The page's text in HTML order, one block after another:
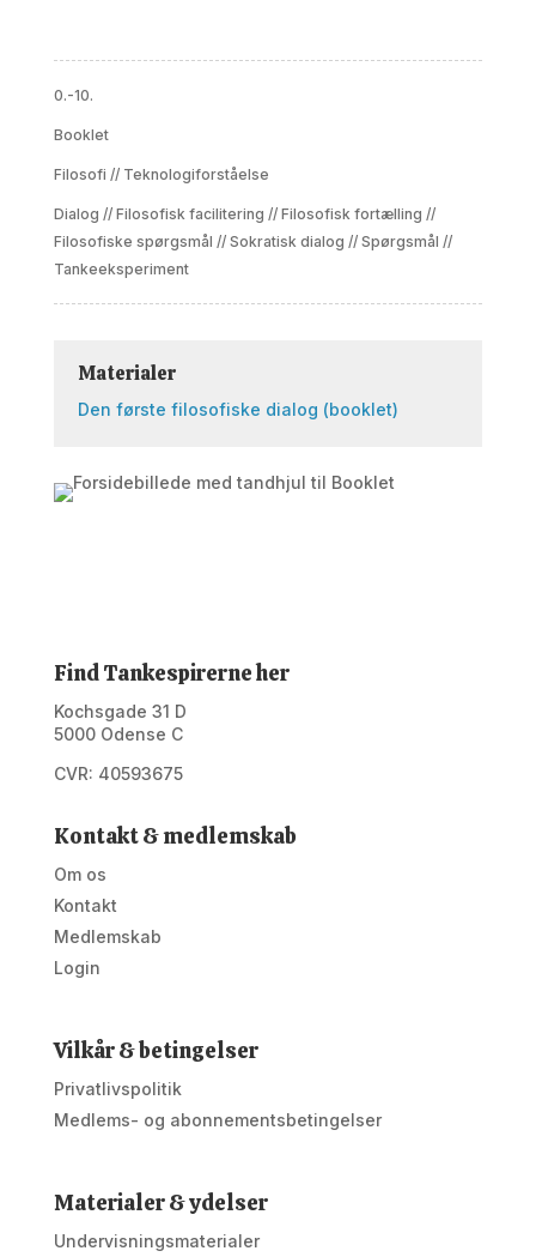
0.-10.
Booklet
Filosofi // Teknologiforståelse
Dialog // Filosofisk facilitering // Filosofisk fortælling //
Filosofiske spørgsmål // Sokratisk dialog // Spørgsmål //
Tankeeksperiment
Materialer
Den første filosofiske dialog (booklet)
Find Tankespirerne her
Kochsgade 31 D
5000 Odense C
CVR: 40593675
Kontakt & medlemskab
Om os
Kontakt
Medlemskab
Login
Vilkår & betingelser
Privatlivspolitik
Medlems- og abonnementsbetingelser
Materialer & ydelser
Undervisningsmaterialer